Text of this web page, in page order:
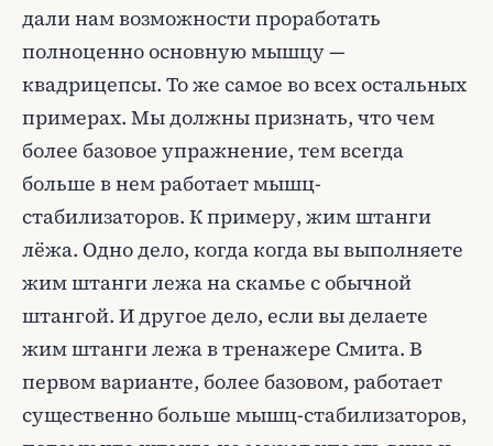
дали нам возможности проработать
полноценно основную мышцу —
квадрицепсы. То же самое во всех остальных
примерах. Мы должны признать, что чем
более базовое упражнение, тем всегда
больше в нем работает мышц-
стабилизаторов. К примеру, жим штанги
лёжа. Одно дело, когда когда вы выполняете
жим штанги лежа на скамье с обычной
штангой. И другое дело, если вы делаете
жим штанги лежа в тренажере Смита. В
первом варианте, более базовом, работает
существенно больше мышц-стабилизаторов,